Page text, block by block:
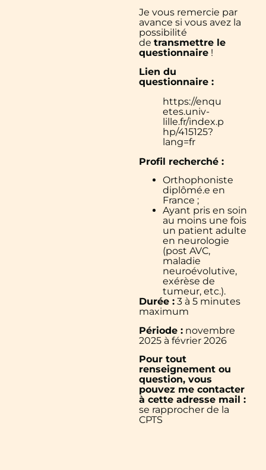
Je vous remercie par
avance si vous avez la
possibilité
de transmettre le
questionnaire !
Lien du
questionnaire :
https://enqu
etes.univ-
lille.fr/index.p
hp/415125?
lang=fr
Profil recherché :
Orthophoniste
diplômé.e en
France ;
Ayant pris en soin
au moins une fois
un patient adulte
en neurologie
(post AVC,
maladie
neuroévolutive,
exérèse de
tumeur, etc.).
Durée : 3 à 5 minutes
maximum
Période : novembre
2025 à février 2026
Pour tout
renseignement ou
question, vous
pouvez me contacter
à cette adresse mail :
se rapprocher de la
CPTS